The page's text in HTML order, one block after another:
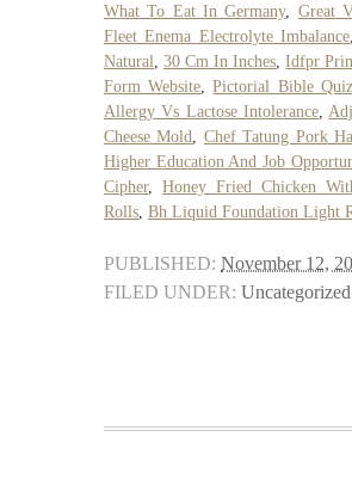
What To Eat In Germany, Great
Fleet Enema Electrolyte Imbalance
Natural
,30 Cm In Inches ,Idfpr
Form Website ,Pictorial Bible Quiz
Allergy Vs Lactose Intolerance
Cheese Mold
Chef Tatung Pork
Higher Education And Job
Cipher, Honey Fried Chicken
Rolls Bh Liquid Foundation Light
PUBLISHED: November 12,
FILED UNDER: Uncategorized